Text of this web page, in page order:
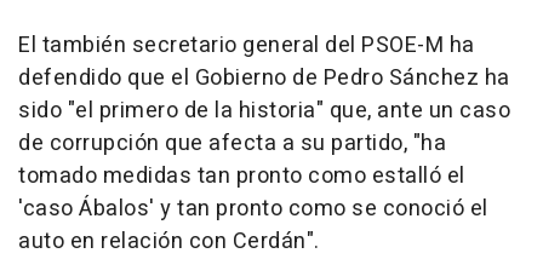
El también secretario general del PSOE-M ha
defendido que el Gobierno de Pedro Sánchez ha
sido "el primero de la historia" que, ante un caso
de corrupción que afecta a su partido, "ha
tomado medidas tan pronto como estalló el
'caso Ábalos' y tan pronto como se conoció el
auto en relación con Cerdán".